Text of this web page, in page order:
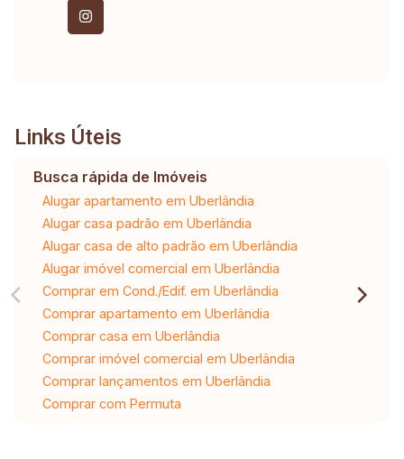
Links Úteis
Busca rápida de Imóveis
Alugar apartamento em Uberlândia
Alugar casa padrão em Uberlândia
Alugar casa de alto padrão em Uberlândia
Alugar imóvel comercial em Uberlândia
Comprar em Cond./Edif. em Uberlândia
Comprar apartamento em Uberlândia
Comprar casa em Uberlândia
Comprar imóvel comercial em Uberlândia
Comprar lançamentos em Uberlândia
Comprar com Permuta